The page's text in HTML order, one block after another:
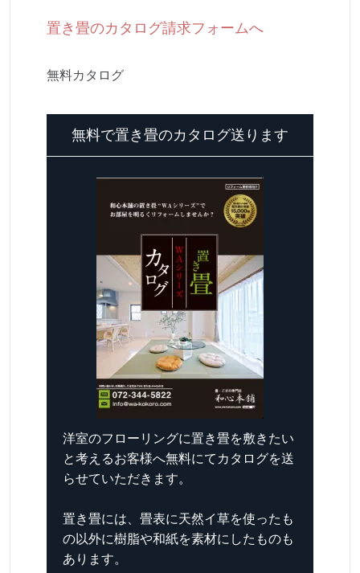
置き畳のカタログ請求フォームへ
無料カタログ
無料で置き畳のカタログ送ります
洋室のフローリングに置き畳を敷きたい
と考えるお客様へ無料にてカタログを送
らせていただきます。
置き畳には、畳表に天然イ草を使ったも
の以外に樹脂や和紙を素材にしたものも
あります。